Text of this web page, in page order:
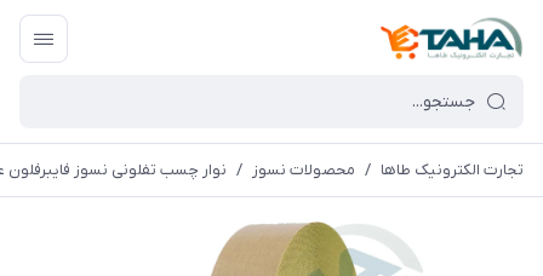
تجارت الکترونیک طاها / محصولات نسوز / نوار چسب تفلونی نسوز فایبرفلون عرض